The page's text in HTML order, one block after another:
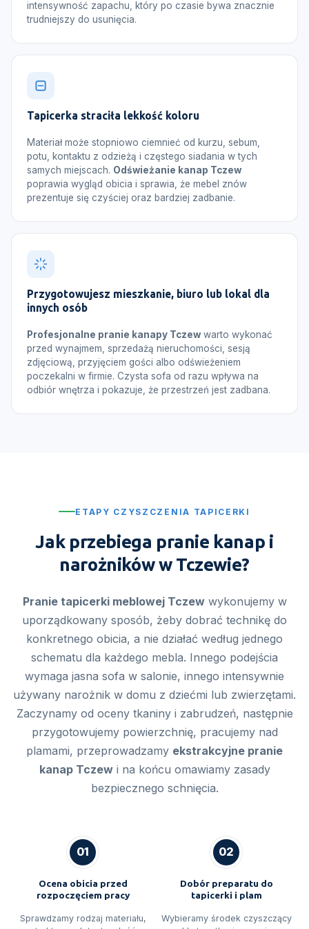
intensywność zapachu, który po czasie bywa znacznie
trudniejszy do usunięcia.
Tapicerka straciła lekkość koloru
Materiał może stopniowo ciemnieć od kurzu, sebum,
potu, kontaktu z odzieżą i częstego siadania w tych
samych miejscach. Odświeżanie kanap Tczew
poprawia wygląd obicia i sprawia, że mebel znów
prezentuje się czyściej oraz bardziej zadbanie.
Przygotowujesz mieszkanie, biuro lub lokal dla
innych osób
Profesjonalne pranie kanapy Tczew warto wykonać
przed wynajmem, sprzedażą nieruchomości, sesją
zdjęciową, przyjęciem gości albo odświeżeniem
poczekalni w firmie. Czysta sofa od razu wpływa na
odbiór wnętrza i pokazuje, że przestrzeń jest zadbana.
ETAPY CZYSZCZENIA TAPICERKI
Jak przebiega pranie kanap i
narożników w Tczewie?
Pranie tapicerki meblowej Tczewwykonujemy w
uporządkowany sposób, żeby dobrać technikę do
konkretnego obicia, a nie działać według jednego
schematu dla każdego mebla. Innego podejścia
wymaga jasna sofa w salonie, innego intensywnie
używany narożnik w domu z dziećmi lub zwierzętami.
Zaczynamy od oceny tkaniny i zabrudzeń, następnie
przygotowujemy powierzchnię, pracujemy nad
plamami, przeprowadzamy ekstrakcyjne pranie
kanap Tczewi na końcu omawiamy zasady
bezpiecznego schnięcia.
01
Ocena obicia przed
rozpoczęciem pracy
Sprawdzamy rodzaj materiału,
02
Dobór preparatu do
tapicerki i plam
Wybieramy środek czyszczący